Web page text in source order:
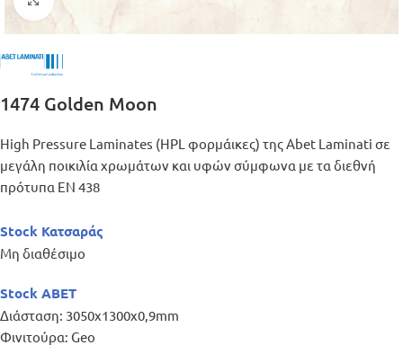
1474 Golden Moon
High Pressure Laminates (HPL φορμάικες) της Abet Laminati σε
μεγάλη ποικιλία χρωμάτων και υφών σύμφωνα με τα διεθνή
πρότυπα ΕΝ 438
Stock Κατσαράς
Μη διαθέσιμο
Stock ABET
Διάσταση: 3050x1300x0,9mm
Φινιτούρα: Geo